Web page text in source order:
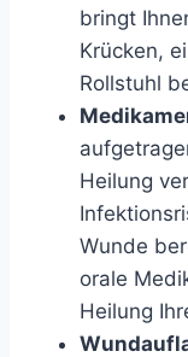
bringt
Krücken,
Rollstuhl
Heilung
Wunde
orale
Heilung